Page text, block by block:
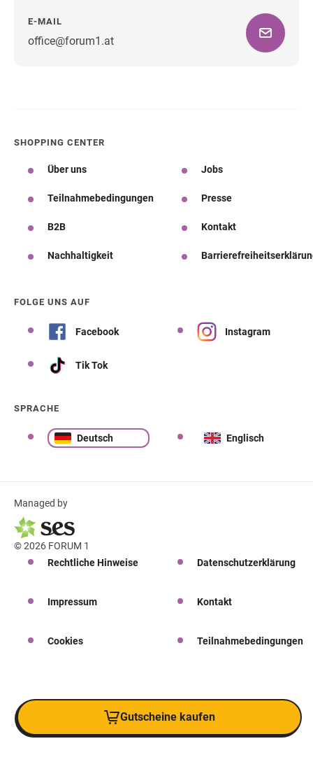
E-MAIL
office@forum1.at
SHOPPING CENTER
Über uns Jobs
Teilnahmebedingungen Presse
B2B Kontakt
Nachhaltigkeit
FOLGE UNS AUF
Facebook Instagram
Tik Tok
SPRACHE
Deutsch Englisch
Managed by
© 2026 FORUM 1
Rechtliche Hinweise
Datenschutzerklärung
Impressum Kontakt
Cookies Teilnahmebedingungen
Gutscheine kaufen